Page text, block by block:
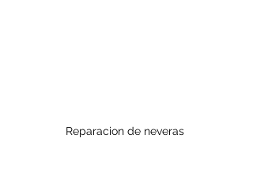
Reparacion de neveras